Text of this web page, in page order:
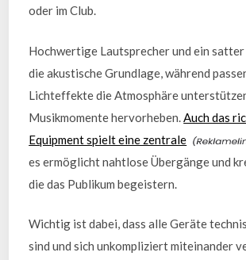
oder im Club.
Hochwertige Lautsprecher und ein
die akustische Grundlage, während
Lichteffekte die Atmosphäre
Musikmomente hervorheben. Auch das
Equipment spielt eine zentrale
es ermöglicht nahtlose Übergänge und
die das Publikum begeistern.
Wichtig ist dabei, dass alle Geräte
sind und sich unkompliziert miteinander